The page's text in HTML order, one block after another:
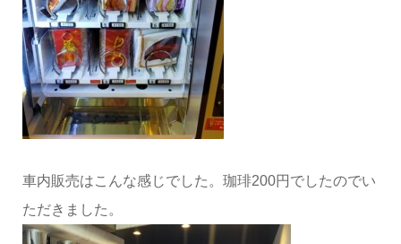
車内販売はこんな感じでした。珈琲200円でしたのでい
ただきました。